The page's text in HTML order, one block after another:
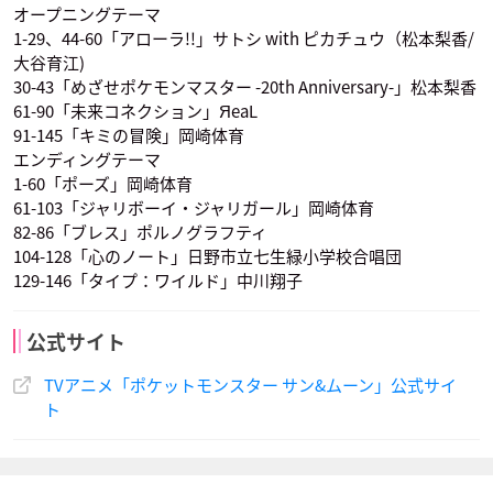
ルザミーネ
藤村知可
ビッケ
真殿光昭
ザオボー
國立幸
バーネット
声優：堀内賢雄 声優：林原めぐみ
コジロウ
声優：三木眞一郎
ニャース
声優：犬山イヌコ
ソーナンス
声優：うえだゆうじ
グラジオ
オープニングテーマ
1-29、44-60「アローラ!!」サトシ with ピカチュウ（松本梨香/
大谷育江)
30-43「めざせポケモンマスター -20th Anniversary-」松本梨香
61-90「未来コネクション」ЯeaL
91-145「キミの冒険」岡崎体育
エンディングテーマ
1-60「ポーズ」岡崎体育
61-103「ジャリボーイ・ジャリガール」岡崎体育
82-86「ブレス」ポルノグラフティ
104-128「心のノート」日野市立七生緑小学校合唱団
129-146「タイプ：ワイルド」中川翔子
公式サイト
TVアニメ「ポケットモンスター サン&ムーン」公式サイ
ト